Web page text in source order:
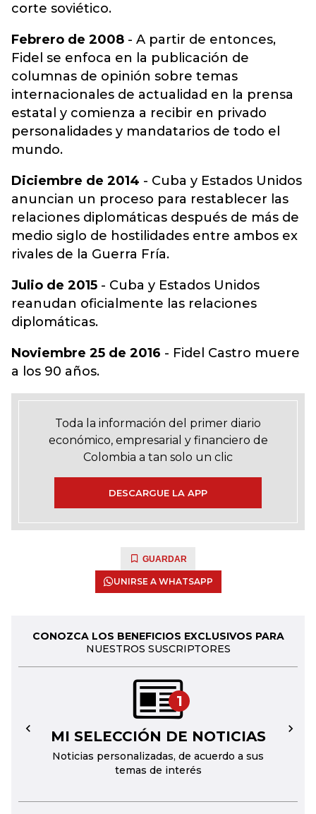
corte soviético.
Febrero de 2008 - A partir de entonces,
Fidel se enfoca en la publicación de
columnas de opinión sobre temas
internacionales de actualidad en la prensa
estatal y comienza a recibir en privado
personalidades y mandatarios de todo el
mundo.
Diciembre de 2014 - Cuba y Estados Unidos
anuncian un proceso para restablecer las
relaciones diplomáticas después de más de
medio siglo de hostilidades entre ambos ex
rivales de la Guerra Fría.
Julio de 2015 - Cuba y Estados Unidos
reanudan oficialmente las relaciones
diplomáticas.
Noviembre 25 de 2016 - Fidel Castro muere
a los 90 años.
Toda la información del primer diario
económico, empresarial y financiero de
Colombia a tan solo un clic
DESCARGUE LA APP
GUARDAR
UNIRSE A WHATSAPP
CONOZCA LOS BENEFICIOS EXCLUSIVOS PARA
NUESTROS SUSCRIPTORES
1
MI SELECCIÓN DE NOTICIAS
Noticias personalizadas, de acuerdo a sus
temas de interés
← →